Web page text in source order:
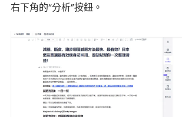
右下角的“分析”按鈕。